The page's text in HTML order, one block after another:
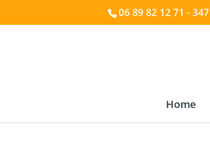
06 89 82 12 71 -
Home